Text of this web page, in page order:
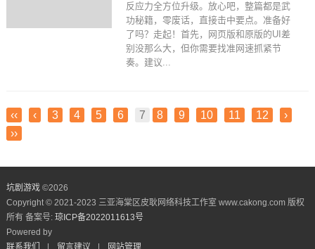
反应力全方位升级。放心吧，整篇都是武
功秘籍，零废话，直接击中要点。准备好
了吗？走起！首先，网页版和原版的UI差
别没那么大，但你需要找准网速抓紧节
奏。建议...
‹‹ ‹ 3 4 5 6 7 8 9 10 11 12
›
››
坑剧游戏©2026
Copyright © 2021-2023 三亚海棠区皮耿网络科技工作室 www.cakong.com 版权
所有 备案号: 琼ICP备2022011613号
Powered by
联系我们
留言建议 网站管理